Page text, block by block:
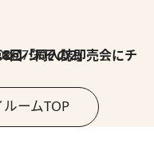
「同人誌即売会にチャレンジ その2」
ームTOP